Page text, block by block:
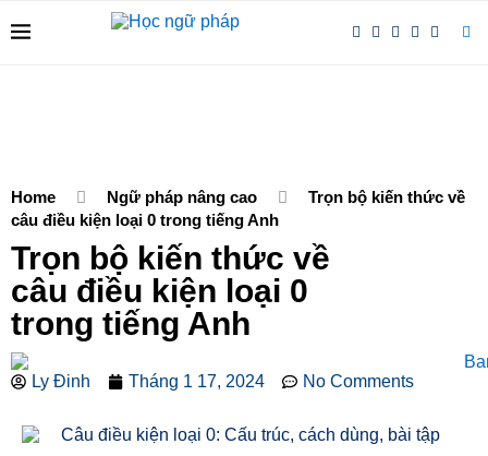
Home Ngữ pháp nâng cao
Trọn bộ kiến thức về
câu điều kiện loại 0 trong tiếng Anh
Trọn bộ kiến thức về
câu điều kiện loại 0
trong tiếng Anh
Ly Đinh Tháng 1 17, 2024 No Comments